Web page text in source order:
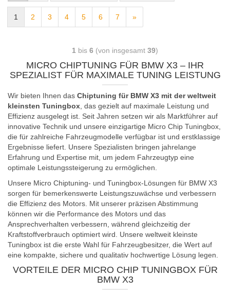
1 2 3 4 5 6 7 »
1 bis 6 (von insgesamt 39)
MICRO CHIPTUNING FÜR BMW X3 – IHR
SPEZIALIST FÜR MAXIMALE TUNING LEISTUNG
Wir bieten Ihnen das Chiptuning für BMW X3 mit der weltweit
kleinsten Tuningbox, das gezielt auf maximale Leistung und
Effizienz ausgelegt ist. Seit Jahren setzen wir als Marktführer auf
innovative Technik und unsere einzigartige Micro Chip Tuningbox,
die für zahlreiche Fahrzeugmodelle verfügbar ist und erstklassige
Ergebnisse liefert. Unsere Spezialisten bringen jahrelange
Erfahrung und Expertise mit, um jedem Fahrzeugtyp eine
optimale Leistungssteigerung zu ermöglichen.
Unsere Micro Chiptuning- und Tuningbox-Lösungen für BMW X3
sorgen für bemerkenswerte Leistungszuwächse und verbessern
die Effizienz des Motors. Mit unserer präzisen Abstimmung
können wir die Performance des Motors und das
Ansprechverhalten verbessern, während gleichzeitig der
Kraftstoffverbrauch optimiert wird. Unsere weltweit kleinste
Tuningbox ist die erste Wahl für Fahrzeugbesitzer, die Wert auf
eine kompakte, sichere und qualitativ hochwertige Lösung legen.
VORTEILE DER MICRO CHIP TUNINGBOX FÜR
BMW X3